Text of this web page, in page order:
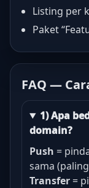
Listing per
Paket
FAQ —
1) Apa
domain?
Push =
sama
Transfer =